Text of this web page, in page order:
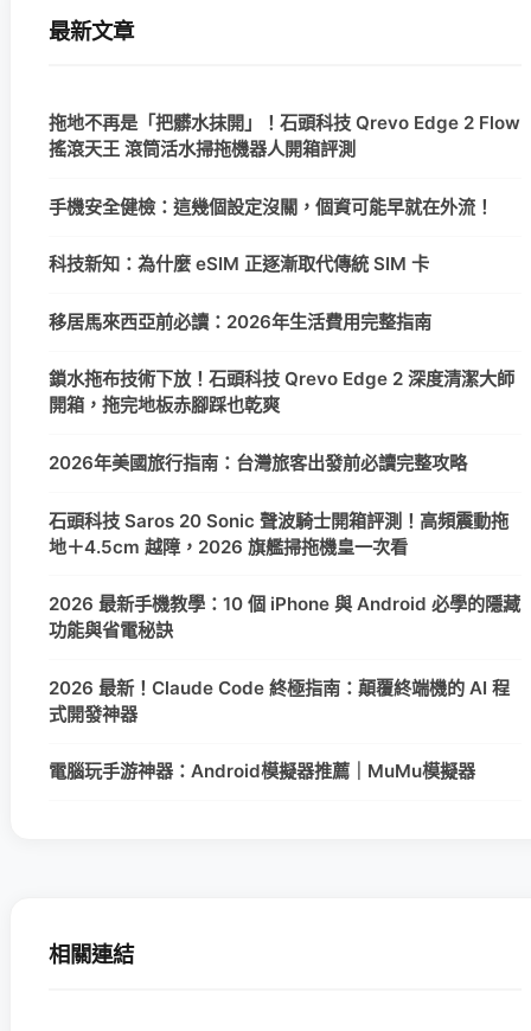
最新文章
拖地不再是「把髒水抹開」！石頭科技 Qrevo Edge 2 Flow
搖滾天王 滾筒活水掃拖機器人開箱評測
手機安全健檢：這幾個設定沒關，個資可能早就在外流！
科技新知：為什麼 eSIM 正逐漸取代傳統 SIM 卡
移居馬來西亞前必讀：2026年生活費用完整指南
鎖水拖布技術下放！石頭科技 Qrevo Edge 2 深度清潔大師
開箱，拖完地板赤腳踩也乾爽
2026年美國旅行指南：台灣旅客出發前必讀完整攻略
石頭科技 Saros 20 Sonic 聲波騎士開箱評測！高頻震動拖
地＋4.5cm 越障，2026 旗艦掃拖機皇一次看
2026 最新手機教學：10 個 iPhone 與 Android 必學的隱藏
功能與省電秘訣
2026 最新！Claude Code 終極指南：顛覆終端機的 AI 程
式開發神器
電腦玩手游神器：Android模擬器推薦｜MuMu模擬器
相關連結